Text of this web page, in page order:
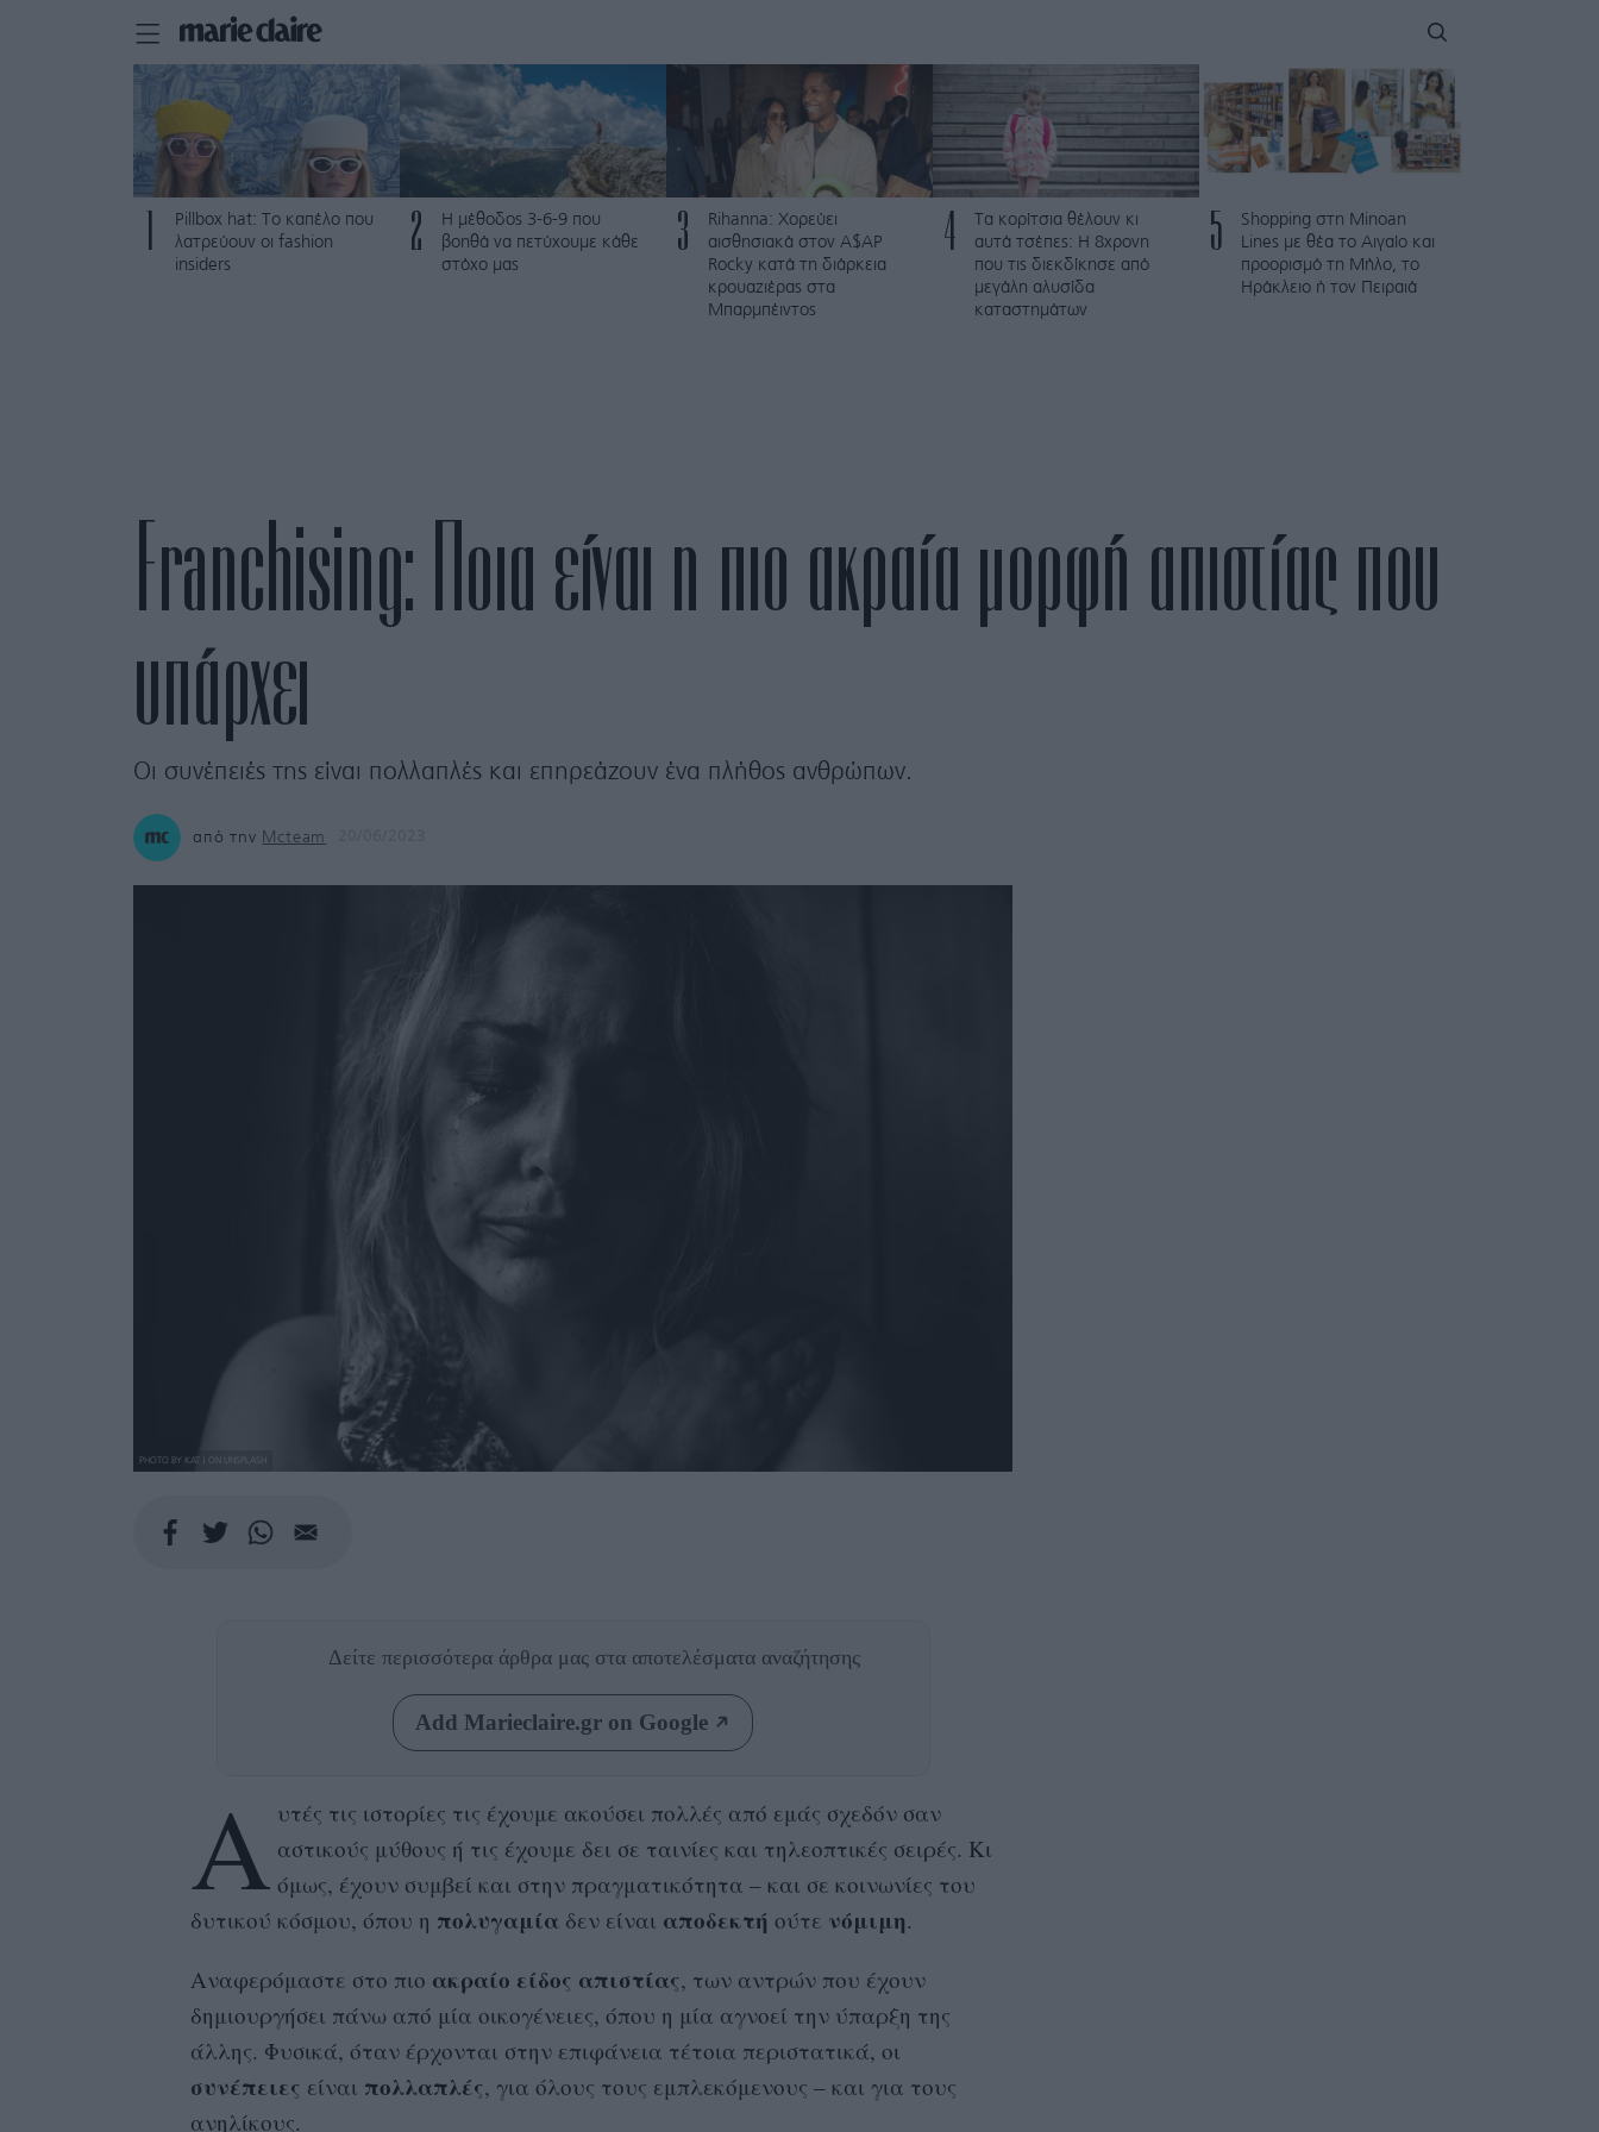
Pillbox hat: Το καπέλο που
λατρεύουν οι fashion
insiders
2
Η μέθοδος 3-6-9 που
βοηθά να πετύχουμε κάθε
στόχο μας
3
Rihanna: Χορεύει
αισθησιακά στον A$AP
Rocky κατά τη διάρκεια
κρουαζιέρας στα
Μπαρμπέιντος
4
Τα κορίτσια θέλουν κι
αυτά τσέπες: Η 8χρονη
που τις διεκδίκησε από
μεγάλη αλυσίδα
καταστημάτων
5
Shopping στη Minoan
Lines με θέα το Αιγαίο και
προορισμό τη Μήλο, το
Ηράκλειο ή τον Πειραιά
Franchising: Ποια είναι η πιο ακραία μορφή απιστίας που
υπάρχει
Οι συνέπειές της είναι πολλαπλές και επηρεάζουν ένα πλήθος ανθρώπων.
από την Mcteam
PHOTO BY KAT J ON UNSPLASH
Δείτε περισσότερα άρθρα μας στα αποτελέσματα αναζήτησης
Add Marieclaire.gr on Google
Α υτές τις ιστορίες τις έχουμε ακούσει πολλές από εμάς σχεδόν σαν
αστικούς μύθους ή τις έχουμε δει σε ταινίες και τηλεοπτικές σειρές. Κι
όμως, έχουν συμβεί και στην πραγματικότητα – και σε κοινωνίες του
δυτικού κόσμου, όπου η πολυγαμίαδεν είναι αποδεκτή ούτε νόμιμη.
Αναφερόμαστε στο πιο ακραίο είδος απιστίας, των αντρών που έχουν
δημιουργήσει πάνω από μία οικογένειες, όπου η μία αγνοεί την ύπαρξη της
άλλης. Φυσικά, όταν έρχονται στην επιφάνεια τέτοια περιστατικά, οι
συνέπειες είναι πολλαπλές, για όλους τους εμπλεκόμενους – και για τους
ανηλίκους.